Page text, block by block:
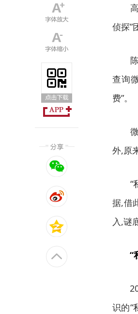
高
侦探”
陈
查询
费”。
微
外,原
“私
据,借
入,谜
“
识的“